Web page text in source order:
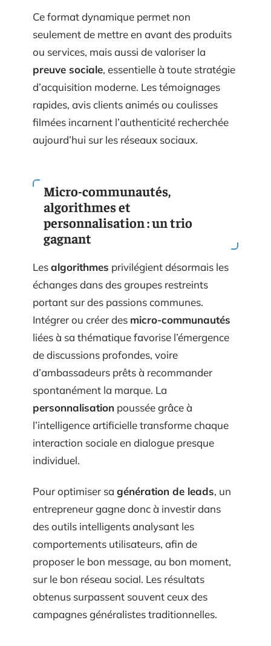
Ce format dynamique permet non
seulement de mettre en avant des produits
ou services, mais aussi de valoriser la
preuve sociale, essentielle à toute stratégie
d’acquisition moderne. Les témoignages
rapides, avis clients animés ou coulisses
filmées incarnent l’authenticité recherchée
aujourd’hui sur les réseaux sociaux.
Micro-communautés,
algorithmes et
personnalisation : un trio
gagnant
Lesalgorithmes privilégient désormais les
échanges dans des groupes restreints
portant sur des passions communes.
Intégrer ou créer des micro-communautés
liées à sa thématique favorise l’émergence
de discussions profondes, voire
d’ambassadeurs prêts à recommander
spontanément la marque. La
personnalisation poussée grâce à
l’intelligence artificielle transforme chaque
interaction sociale en dialogue presque
individuel.
Pour optimiser sa génération de leads, un
entrepreneur gagne donc à investir dans
des outils intelligents analysant les
comportements utilisateurs, afin de
proposer le bon message, au bon moment,
sur le bon réseau social. Les résultats
obtenus surpassent souvent ceux des
campagnes généralistes traditionnelles.